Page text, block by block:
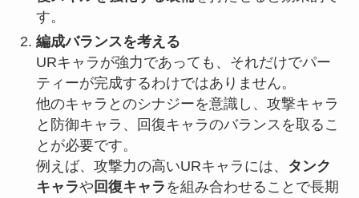
す。
編成バランスを考える
URキャラが強力であっても、それだけでパー
ティーが完成するわけではありません。
他のキャラとのシナジーを意識し、攻撃キャラ
と防御キャラ、回復キャラのバランスを取るこ
とが必要です。
例えば、攻撃力の高いURキャラには、
タンク
キャラや 回復キャラ を組み合わせることで長期